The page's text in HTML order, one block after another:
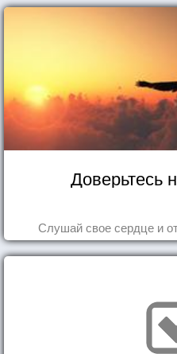
Доверьтесь
Слушай свое сердце и